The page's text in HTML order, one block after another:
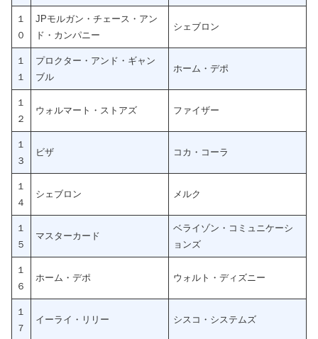
１
０
JPモルガン・チェース・アン
ド・カンパニー
シェブロン
１
１
プロクター・アンド・ギャン
ブル
ホーム・デポ
１
２
ウォルマート・ストアズ ファイザー
１
３
ビザ コカ・コーラ
１
４
シェブロン メルク
１
５
マスターカード
ベライゾン・コミュニケーシ
ョンズ
１
６
ホーム・デポ ウォルト・ディズニー
１
７
イーライ・リリー シスコ・システムズ